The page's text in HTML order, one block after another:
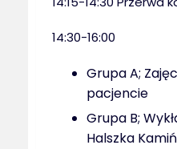
14:30-16:00
Grupa A;
pacjencie
Grupa B;
Halszka